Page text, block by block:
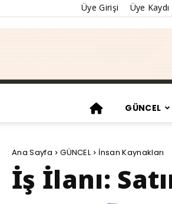
Üye Girişi Üye Kaydı
GÜNCEL
Ana Sayfa GÜNCEL İnsan Kaynakları
İş İlanı: